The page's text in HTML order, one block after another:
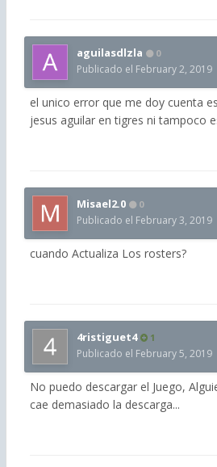
aguilasdlzla 0
Publicado el February 2, 2019
el unico error que me doy cuenta
jesus aguilar en tigres ni tampoco
Misael2.0 0
Publicado el February 3, 2019
cuando Actualiza Los rosters?
4ristiguet4 1
Publicado el February 5, 2019
No puedo descargar el Juego,
cae demasiado la descarga...